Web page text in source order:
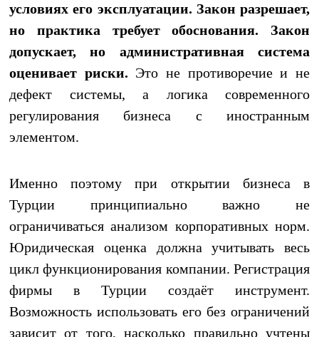
условиях его эксплуатации. Закон разрешает,
но практика требует обоснования. Закон
допускает, но административная система
оценивает риски. Это не противоречие и не
дефект системы, а логика современного
регулирования бизнеса с иностранным
элементом.
Именно поэтому при открытии бизнеса в
Турции принципиально важно не
ограничиваться анализом корпоративных норм.
Юридическая оценка должна учитывать весь
цикл функционирования компании. Регистрация
фирмы в Турции создаёт инструмент.
Возможность использовать его без ограничений
зависит от того, насколько правильно учтены